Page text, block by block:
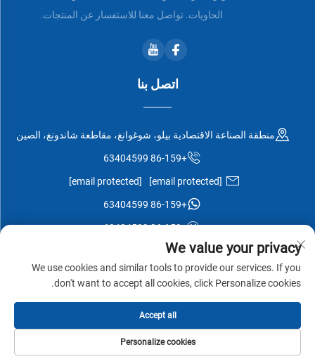
الحاويات. تواصل معنا للاستفسار عن المنتجات.
اتصل بنا
منطقة الصناعة الاقتصادية بيلو، شوغوانغ، مقاطعة شاندونغ، الصين
+86-159 63404599
[email protected]
[email protected]
+86-159 63404599
+86-159 63404599
الخصوصية -مدونة
We value your privacy
We use cookies and similar tools to provide our services. If you
don't want to accept all cookies, click Personalize cookies.
Personalize cookies
Accept all